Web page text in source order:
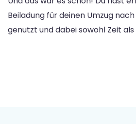
Beiladung für deinen Umzug
genutzt und dabei sowohl Zeit